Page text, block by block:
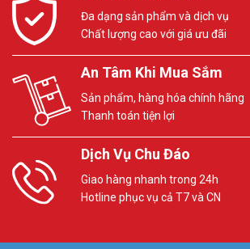
Đa dạng sản phẩm và dịch vụ
Chất lượng cao với giá ưu đãi
An Tâm Khi Mua Sắm
Sản phẩm, hàng hóa chính hãng
Thanh toán tiện lợi
Dịch Vụ Chu Đáo
Giao hàng nhanh trong 24h
Hotline phục vụ cả T7 và CN